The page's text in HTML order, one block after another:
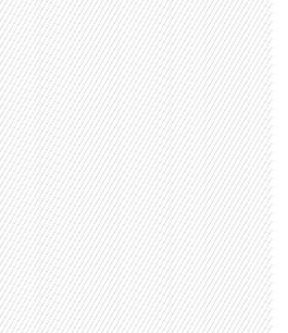
1997 — 2026
MEDIA CORP SPA.
Cadena Ser, España 2026.
COMERCIAL
Aviso legal
|Política de Cookies
de Cookies
publicitarias Presidenciales 2025